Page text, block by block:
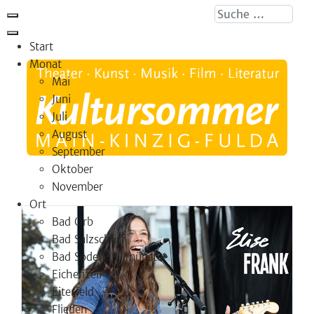
Suche ...
Start
Monat
Mai
Juni
Juli
August
September
Oktober
November
Ort
Bad Orb
Bad Salzschlirf
Bad Soden-Salmünster
Eichenzell
Eiterfeld
Flieden